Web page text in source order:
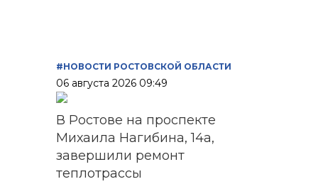
#НОВОСТИ РОСТОВСКОЙ ОБЛАСТИ
06 августа 2026 09:49
В Ростове на проспекте
Михаила Нагибина, 14а,
завершили ремонт
теплотрассы